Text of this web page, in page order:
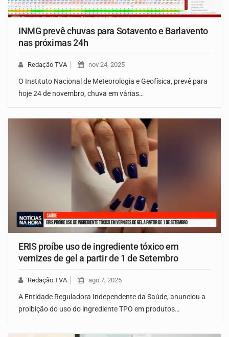
INMG prevê chuvas para Sotavento e Barlavento
nas próximas 24h
Redação TVA nov 24, 2025
O Instituto Nacional de Meteorologia e Geofísica, prevê para
hoje 24 de novembro, chuva em várias…
ERIS proíbe uso de ingrediente tóxico em
vernizes de gel a partir de 1 de Setembro
Redação TVA ago 7, 2025
A Entidade Reguladora Independente da Saúde, anunciou a
proibição do uso do ingrediente TPO em produtos…